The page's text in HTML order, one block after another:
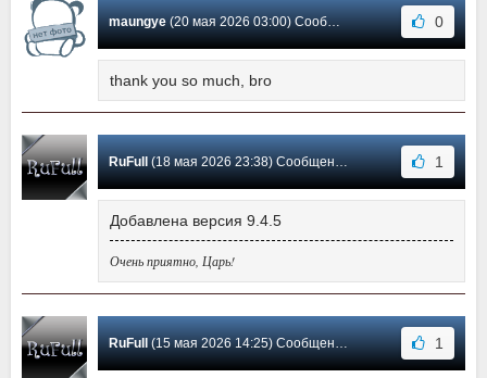
maungye(20 мая 2026 03:00) Сообщение #287 0
thank you so much, bro
RuFull (18 мая 2026 23:38) Сообщение #286 1
Добавлена версия 9.4.5
Очень приятно, Царь!
RuFull (15 мая 2026 14:25) Сообщение #285 1